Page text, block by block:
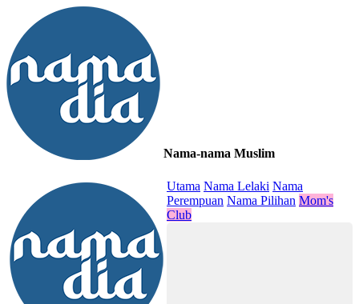
Nama-nama Muslim
Utama Nama Lelaki Nama
Perempuan Nama Pilihan Mom's
Club